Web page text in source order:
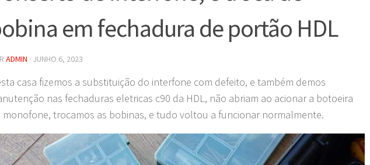
em fechadura de portão HDL
ADMIN · JUNHO 6, 2023
casa fizemos a substituição do interfone com defeito, e também demos
nas fechaduras eletricas c90 da HDL, não abriam ao acionar a botoeira
monofone, trocamos as bobinas, e tudo voltou a funcionar normalmente.